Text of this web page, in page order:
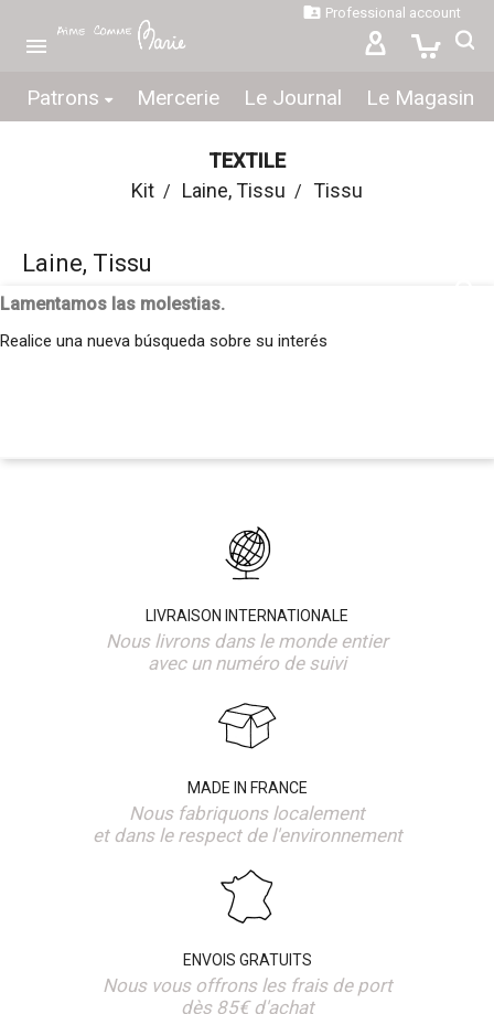
Patrons Mercerie Le Journal Le Magasin
 Professional account

TEXTILE
Kit
Laine, Tissu Tissu
Laine, Tissu
Lamentamos las molestias.
Realice una nueva búsqueda sobre su interés
LIVRAISON INTERNATIONALE
Nous livrons dans le monde entier
avec un numéro de suivi
MADE IN FRANCE
Nous fabriquons localement
et dans le respect de l'environnement
ENVOIS GRATUITS
Nous vous offrons les frais de port
dès 85€ d'achat